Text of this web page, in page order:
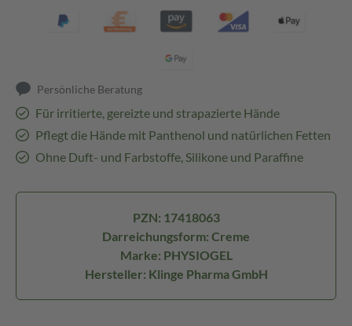
Persönliche Beratung
Für irritierte, gereizte und strapazierte Hände
Pflegt die Hände mit Panthenol und natürlichen Fetten
Ohne Duft- und Farbstoffe, Silikone und Paraffine
PZN: 17418063
Darreichungsform: Creme
Marke: PHYSIOGEL
Hersteller: Klinge Pharma GmbH